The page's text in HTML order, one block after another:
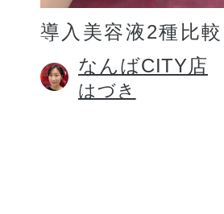
ス
ク
導入美容液2種比較
なんばCITY店
はづき